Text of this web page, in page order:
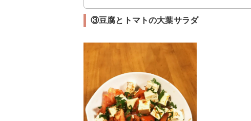
③豆腐とトマトの大葉サラダ